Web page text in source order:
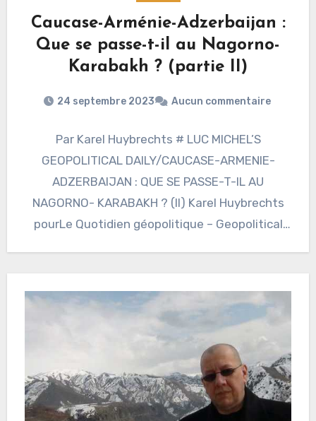
Caucase-Arménie-Adzerbaijan :
Que se passe-t-il au Nagorno-
Karabakh ? (partie II)
24 septembre 2023 Aucun commentaire
Par Karel Huybrechts # LUC MICHEL’S
GEOPOLITICAL DAILY/CAUCASE-ARMENIE-
ADZERBAIJAN : QUE SE PASSE-T-IL AU
NAGORNO- KARABAKH ? (II) Karel Huybrechts
pourLe Quotidien géopolitique – Geopolitical